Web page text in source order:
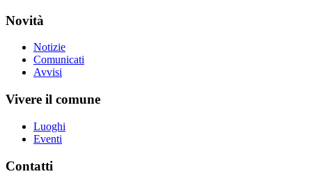
Novità
Notizie
Comunicati
Avvisi
Vivere il comune
Luoghi
Eventi
Contatti